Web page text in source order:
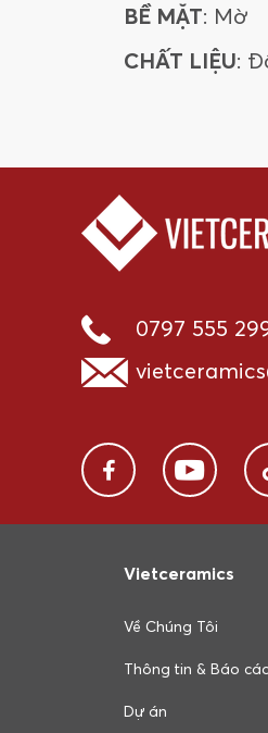
BỀ MẶT: Mờ
CHẤT LIỆU:
0797 555
Vietceramics
Về Chúng Tôi
Thông tin & Báo
Dự án